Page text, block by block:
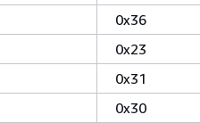
0x36
0x23
0x31
0x30